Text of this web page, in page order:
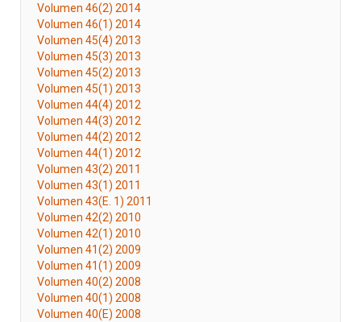
Volumen 46(2) 2014
Volumen 46(1) 2014
Volumen 45(4) 2013
Volumen 45(3) 2013
Volumen 45(2) 2013
Volumen 45(1) 2013
Volumen 44(4) 2012
Volumen 44(3) 2012
Volumen 44(2) 2012
Volumen 44(1) 2012
Volumen 43(2) 2011
Volumen 43(1) 2011
Volumen 43(E. 1) 2011
Volumen 42(2) 2010
Volumen 42(1) 2010
Volumen 41(2) 2009
Volumen 41(1) 2009
Volumen 40(2) 2008
Volumen 40(1) 2008
Volumen 40(E) 2008